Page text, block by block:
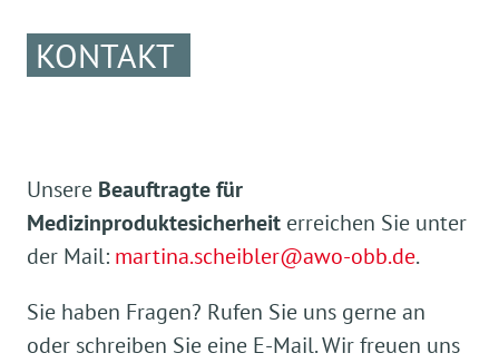
KONTAKT
Unsere Beauftragte für
Medizinproduktesicherheit erreichen Sie unter
der Mail: martina.scheibler@awo-obb.de.
Sie haben Fragen? Rufen Sie uns gerne an
oder schreiben Sie eine E-Mail. Wir freuen uns